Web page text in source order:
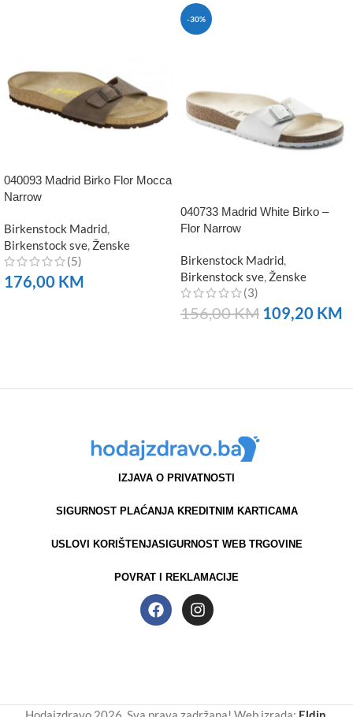
040093 Madrid Birko Flor Mocca
Narrow
Birkenstock Madrid,
Birkenstock sve, Ženske
(5)
176,00 KM
-30%
040733 Madrid White Birko –
Flor Narrow
Birkenstock Madrid,
Birkenstock sve, Ženske
(3)
156,00KM 109,20 KM
IZJAVA O PRIVATNOSTI
SIGURNOST PLAĆANJA KREDITNIM KARTICAMA
USLOVI KORIŠTENJASIGURNOST WEB TRGOVINE
POVRAT I REKLAMACIJE